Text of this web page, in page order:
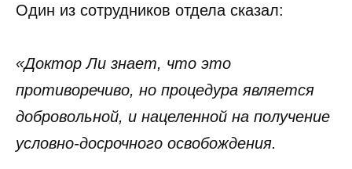
Один из сотрудников отдела сказал:
«Доктор Ли знает, что это
противоречиво, но процедура является
добровольной, и нацеленной на получение
условно-досрочного освобождения.